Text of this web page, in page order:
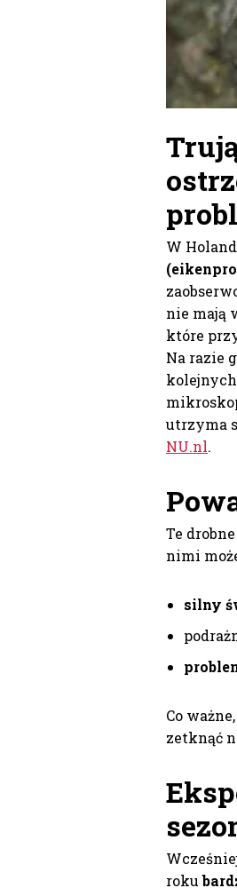
W
nie mają
które
Na razie
utrzyma
NU.nl.
Te
nimi
silny
Co
zetknąć
roku